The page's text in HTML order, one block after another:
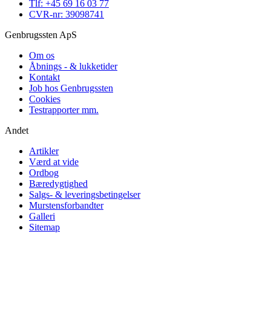
Tlf: +45 69 16 03 77
CVR-nr: 39098741
Genbrugssten ApS
Om os
Åbnings - & lukketider
Kontakt
Job hos Genbrugssten
Cookies
Testrapporter mm.
Andet
Artikler
Værd at vide
Ordbog
Bæredygtighed
Salgs- & leveringsbetingelser
Murstensforbandter
Galleri
Sitemap